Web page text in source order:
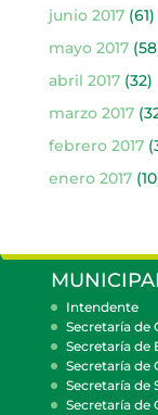
junio 2017(61)
mayo 2017
abril 2017(32)
marzo 2017
febrero 2017
enero 2017
Intendente
Secretaría de
Secretaría de
Secretaría de
Secretaría de
Secretaría de